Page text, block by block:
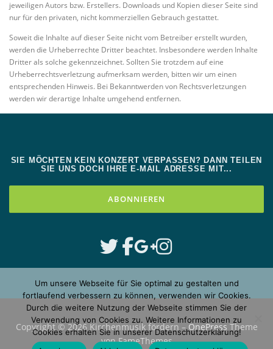
jeweiligen Autors bzw. Erstellers. Downloads und Kopien dieser Seite sind
nur für den privaten, nicht kommerziellen Gebrauch gestattet.
Soweit die Inhalte auf dieser Seite nicht vom Betreiber erstellt wurden,
werden die Urheberrechte Dritter beachtet. Insbesondere werden Inhalte
Dritter als solche gekennzeichnet. Sollten Sie trotzdem auf eine
Urheberrechtsverletzung aufmerksam werden, bitten wir um einen
entsprechenden Hinweis. Bei Bekanntwerden von Rechtsverletzungen
werden wir derartige Inhalte umgehend entfernen.
SIE MÖCHTEN KEIN KONZERT VERPASSEN? DANN TEILEN
SIE UNS DOCH IHRE E-MAIL ADRESSE MIT...
Copyright © 2026 Kirchenmusik fördern–OnePressTheme
von FameThemes
Um unsere Webseite für Sie optimal zu gestalten und
fortlaufend verbessern zu können, verwenden wir Cookies.
Durch die weitere Nutzung der Webseite stimmen Sie der
Verwendung von Cookies zu. Weitere Informationen zu
Cookies erhalten Sie in unserer Datenschutzerklärung!